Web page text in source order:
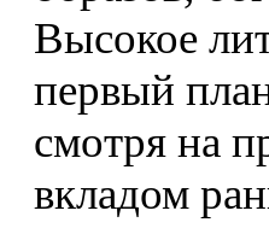
Высокое
первый
смотря на
вкладом